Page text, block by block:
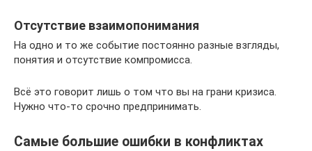
Отсутствие взаимопонимания
На одно и то же событие постоянно разные взгляды,
понятия и отсутствие компромисса.
Всё это говорит лишь о том что вы на грани кризиса.
Нужно что-то срочно предпринимать.
Самые большие ошибки в конфликтах